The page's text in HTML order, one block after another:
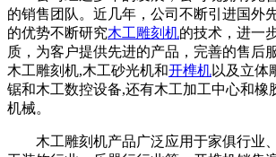
的销售团队。近几年，公司不断引进国外
的优势不断研究木工雕刻机的技术，进一
质，为客户提供先进的产品，完善的售后
木工雕刻机,木工砂光机和开榫机以及立体
锯和木工数控设备,还有木工加工中心和橡
机械。
木工雕刻机产品广泛应用于家俱行业